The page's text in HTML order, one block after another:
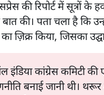
की रिपोर्ट में सूत्रों
की। पता चला है कि
ज़िक्र किया, जिसका
इंडिया कांग्रेस कमिटी
बनाई जानी थी।